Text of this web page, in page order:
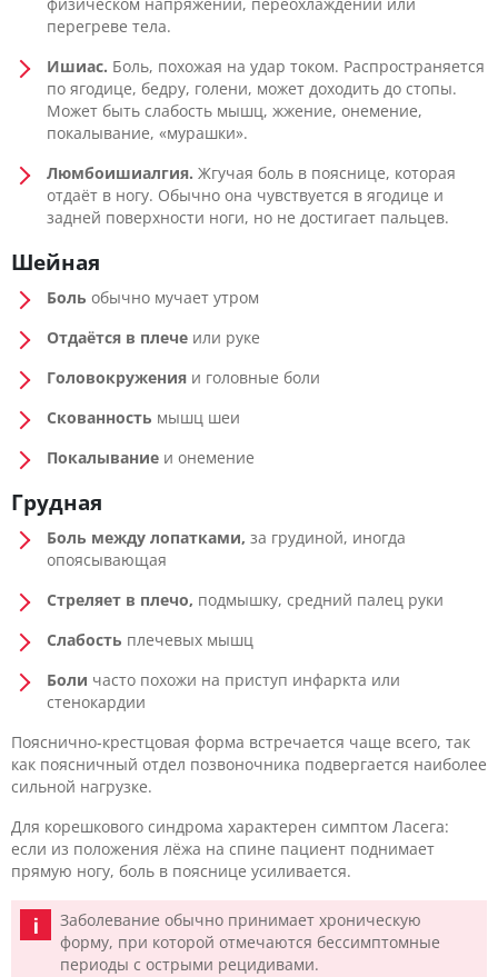
перегреве тела.
Ишиас. Боль, похожая на удар током. Распространяется
по ягодице, бедру, голени, может доходить до стопы.
Может быть слабость мышц, жжение, онемение,
покалывание, «мурашки».
Люмбоишиалгия. Жгучая боль в пояснице, которая
отдаёт в ногу. Обычно она чувствуется в ягодице и
задней поверхности ноги, но не достигает пальцев.
Шейная
Боль обычно мучает утром
Отдаётся в плече или руке
Головокружения и головные боли
Скованность мышц шеи
Покалывание и онемение
Грудная
Боль между лопатками, за грудиной, иногда
опоясывающая
Стреляет в плечо, подмышку, средний палец руки
Слабость плечевых мышц
Боли часто похожи на приступ инфаркта или
стенокардии
Пояснично-крестцовая форма встречается чаще всего, так
как поясничный отдел позвоночника подвергается наиболее
сильной нагрузке.
Для корешкового синдрома характерен симптом Ласега:
если из положения лёжа на спине пациент поднимает
прямую ногу, боль в пояснице усиливается.
Заболевание обычно принимает хроническую
форму, при которой отмечаются бессимптомные
периоды с острыми рецидивами.